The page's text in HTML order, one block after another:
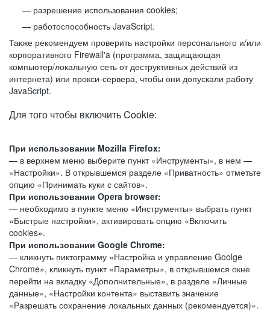
разрешение использования cookies;
работоспособность JavaScript.
Также рекомендуем проверить настройки персонального и/или
корпоративного Firewall'a (программа, защищающая
компьютер/локальную сеть от деструктивных действий из
интернета) или прокси-сервера, чтобы они допускали работу
JavaScript.
Для того чтобы включить Cookie:
При использовании Mozilla Firefox:
— в верхнем меню выберите пункт «Инструменты», в нем —
«Настройки». В открывшемся разделе «Приватность» отметьте
опцию «Принимать куки с сайтов».
При использовании Opera browser:
— необходимо в пункте меню «Инструменты» выбрать пункт
«Быстрые настройки», активировать опцию «Включить
cookies».
При использовании Google Chrome:
— кликнуть пиктограмму «Настройка и управление Goolge
Chrome», кликнуть пункт «Параметры», в открывшемся окне
перейти на вкладку «Дополнительные», в разделе «Личные
данные», «Настройки контента» выставить значение
«Разрешать сохранение локальных данных (рекомендуется)».